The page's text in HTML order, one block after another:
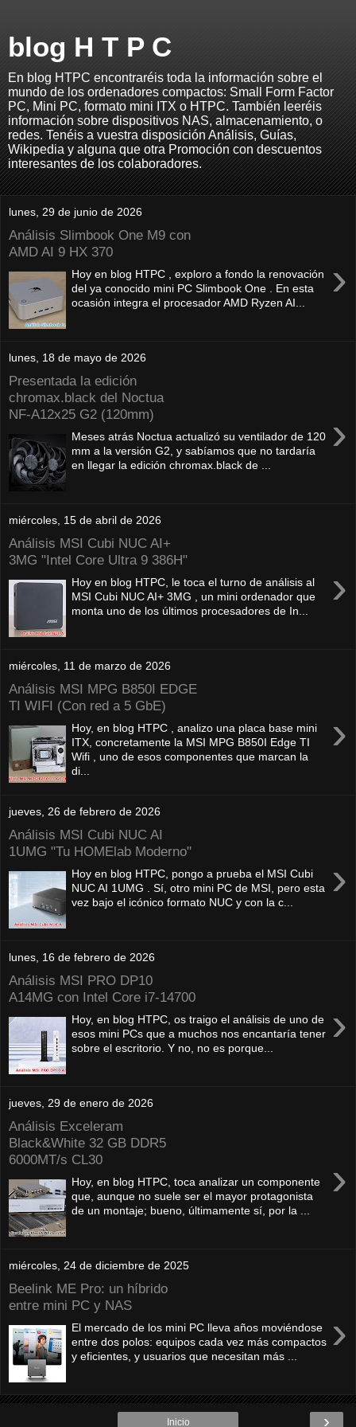
blog H T P C
En blog HTPC encontraréis toda la información sobre el
mundo de los ordenadores compactos: Small Form Factor
PC, Mini PC, formato mini ITX o HTPC. También leeréis
información sobre dispositivos NAS, almacenamiento, o
redes. Tenéis a vuestra disposición Análisis, Guías,
Wikipedia y alguna que otra Promoción con descuentos
interesantes de los colaboradores.
lunes, 29 de junio de 2026
Análisis Slimbook One M9 con
AMD AI 9 HX 370
›
Hoy en blog HTPC , exploro a fondo la renovación
del ya conocido mini PC Slimbook One . En esta
ocasión integra el procesador AMD Ryzen AI...
lunes, 18 de mayo de 2026
Presentada la edición
chromax.black del Noctua
NF‑A12x25 G2 (120mm)
›
Meses atrás Noctua actualizó su ventilador de 120
mm a la versión G2, y sabíamos que no tardaría
en llegar la edición chromax.black de ...
miércoles, 15 de abril de 2026
Análisis MSI Cubi NUC AI+
3MG "Intel Core Ultra 9 386H"
›
Hoy en blog HTPC, le toca el turno de análisis al
MSI Cubi NUC AI+ 3MG , un mini ordenador que
monta uno de los últimos procesadores de In...
miércoles, 11 de marzo de 2026
Análisis MSI MPG B850I EDGE
TI WIFI (Con red a 5 GbE)
›
Hoy, en blog HTPC , analizo una placa base mini
ITX, concretamente la MSI MPG B850I Edge TI
Wifi , uno de esos componentes que marcan la
di...
jueves, 26 de febrero de 2026
Análisis MSI Cubi NUC AI
1UMG "Tu HOMElab Moderno"
›
Hoy en blog HTPC, pongo a prueba el MSI Cubi
NUC AI 1UMG . Sí, otro mini PC de MSI, pero esta
vez bajo el icónico formato NUC y con la c...
lunes, 16 de febrero de 2026
Análisis MSI PRO DP10
A14MG con Intel Core i7-14700
›
Hoy, en blog HTPC, os traigo el análisis de uno de
esos mini PCs que a muchos nos encantaría tener
sobre el escritorio. Y no, no es porque...
jueves, 29 de enero de 2026
Análisis Exceleram
Black&White 32 GB DDR5
6000MT/s CL30
›
Hoy, en blog HTPC, toca analizar un componente
que, aunque no suele ser el mayor protagonista
de un montaje; bueno, últimamente sí, por la ...
miércoles, 24 de diciembre de 2025
Beelink ME Pro: un híbrido
entre mini PC y NAS
›
El mercado de los mini PC lleva años moviéndose
entre dos polos: equipos cada vez más compactos
y eficientes, y usuarios que necesitan más ...
›
Inicio